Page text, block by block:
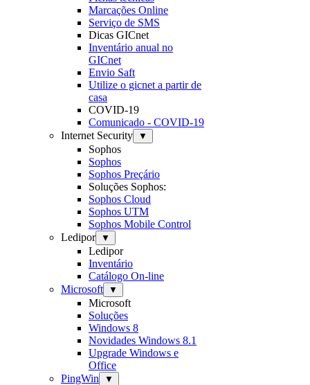
Marcações Online
Serviço de SMS
Dicas GICnet
Inventário anual no
GICnet
Envio Saft
Utilize o gicnet a partir de
casa
COVID-19
Comunicado - COVID-19
Internet Security
▼
Sophos
Sophos
Sophos Preçário
Soluções Sophos:
Sophos Cloud
Sophos UTM
Sophos Mobile Control
Ledipor
▼
Ledipor
Inventário
Catálogo On-line
Microsoft
▼
Microsoft
Soluções
Windows 8
Novidades Windows 8.1
Upgrade Windows e
Office
PingWin
▼